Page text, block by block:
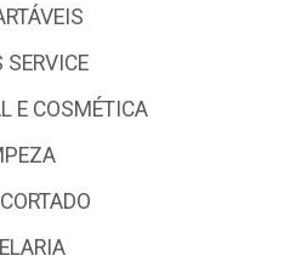
SERVICE
E COSMÉTICA